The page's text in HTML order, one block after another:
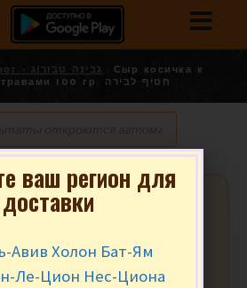
Сыр творог - גבינה טבורוג
Сыр косичка к
пиву с прованскими травами 100 гр. חטיף לבירה
пиву с прованскими
шт.
ваш регион для
доставки
Авив Холон Бат-Ям
Ле-Цион Нес-Циона